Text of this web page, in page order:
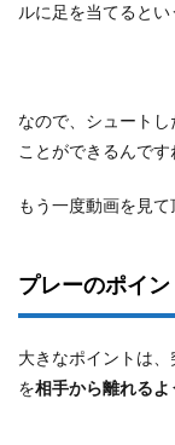
ルに足を当てるとい
なので、シュート
ことができるんです
もう一度動画を見て
プレーのポイン
大きなポイントは
を相手から離れる